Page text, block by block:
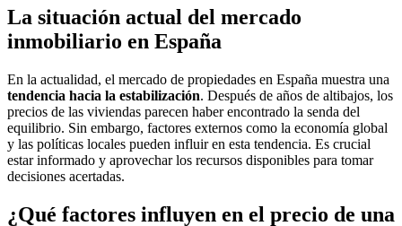
La situación actual del mercado
inmobiliario en España
En la actualidad, el mercado de propiedades en España muestra una
tendencia hacia la estabilización. Después de años de altibajos, los
precios de las viviendas parecen haber encontrado la senda del
equilibrio. Sin embargo, factores externos como la economía global
y las políticas locales pueden influir en esta tendencia. Es crucial
estar informado y aprovechar los recursos disponibles para tomar
decisiones acertadas.
¿Qué factores influyen en el precio de una